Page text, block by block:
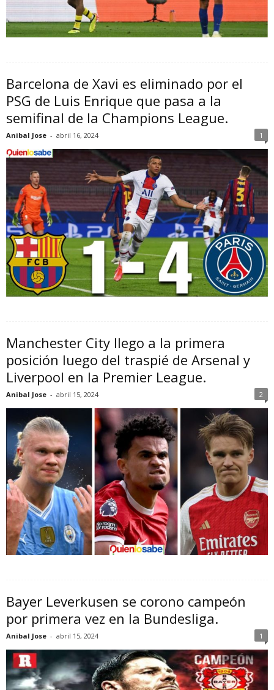
Barcelona de Xavi es eliminado por el
PSG de Luis Enrique que pasa a la
semifinal de la Champions League.
Anibal Jose - abril 16, 2024 1
Manchester City llego a la primera
posición luego del traspié de Arsenal y
Liverpool en la Premier League.
Anibal Jose - abril 15, 2024 2
Bayer Leverkusen se corono campeón
por primera vez en la Bundesliga.
Anibal Jose - abril 15, 2024 1